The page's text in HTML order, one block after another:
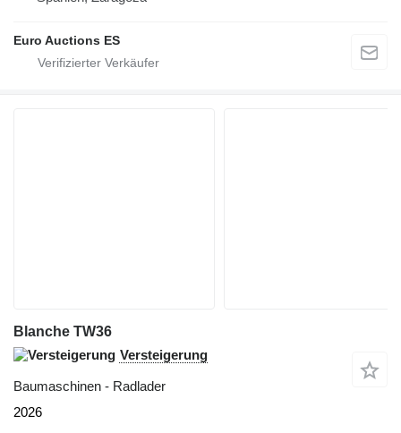
Euro Auctions ES
Blanche TW36
Versteigerung
Baumaschinen - Radlader
2026